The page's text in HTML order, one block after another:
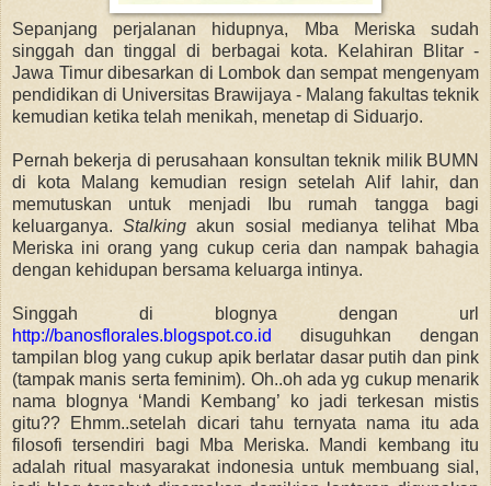
Sepanjang perjalanan hidupnya, Mba Meriska sudah
singgah dan tinggal di berbagai kota. Kelahiran Blitar -
Jawa Timur dibesarkan di Lombok dan sempat mengenyam
pendidikan di Universitas Brawijaya - Malang fakultas teknik
kemudian ketika telah menikah, menetap di Siduarjo.
Pernah bekerja di perusahaan konsultan teknik milik BUMN
di kota Malang kemudian resign setelah Alif lahir, dan
memutuskan untuk menjadi Ibu rumah tangga bagi
keluarganya.Stalking akun sosial medianya telihat Mba
Meriska ini orang yang cukup ceria dan nampak bahagia
dengan kehidupan bersama keluarga intinya.
Singgah di blognya dengan url
http://banosflorales.blogspot.co.id
disuguhkan dengan
tampilan blog yang cukup apik berlatar dasar putih dan pink
(tampak manis serta feminim). Oh..oh ada yg cukup menarik
nama blognya ‘Mandi Kembang’ ko jadi terkesan mistis
gitu?? Ehmm..setelah dicari tahu ternyata nama itu ada
filosofi tersendiri bagi Mba Meriska. Mandi kembang itu
adalah ritual masyarakat indonesia untuk membuang sial,